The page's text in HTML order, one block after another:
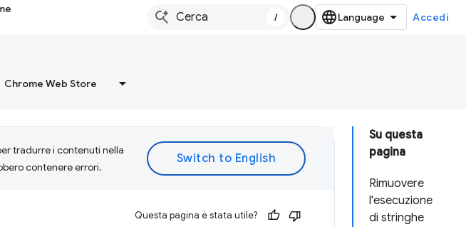
/ Accedi
Chrome Web Store
Su questa
pagina
Rimuovere
l'esecuzione
di stringhe
tradurre i contenuti nella
contenere errori.
Questa pagina è stata utile?